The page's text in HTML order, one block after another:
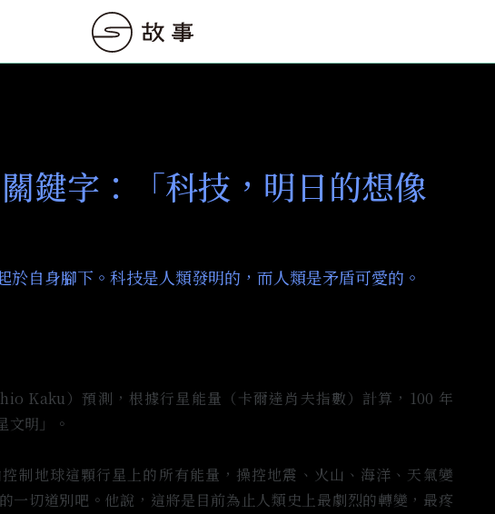
鍵字：「科技，明日的想像
於自身腳下。科技是人類發明的，而人類是矛盾可愛的。
Kaku）預測，根據行星能量（卡爾達肖夫指數）計算，100 年
文明」。
制地球這顆行星上的所有能量，操控地震、火山、海洋、天氣變
一切道別吧。他說，這將是目前為止人類史上最劇烈的轉變，最疼